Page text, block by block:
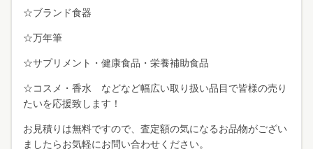
☆ブランド食器
☆万年筆
☆サプリメント・健康食品・栄養補助食品
☆コスメ・香水 などなど幅広い取り扱い品目で皆様の売り
たいを応援致します！
お見積りは無料ですので、査定額の気になるお品物がござい
ましたらお気軽にお問い合わせください。